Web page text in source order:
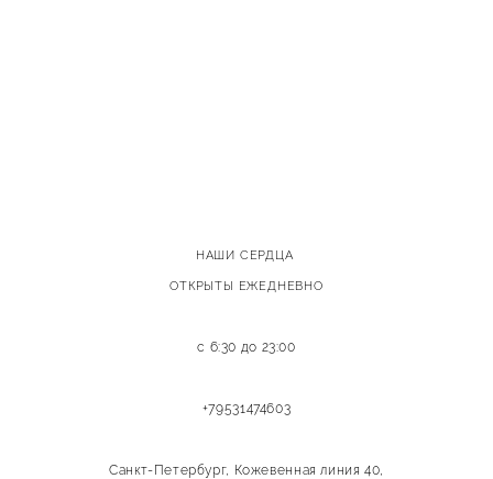
НАШИ СЕРДЦА
ОТКРЫТЫ ЕЖЕДНЕВНО
с 6:30 до 23:00
+79531474603
Санкт-Петербург, Кожевенная линия 40,